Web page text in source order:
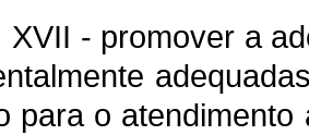
XVII - promover a
para o